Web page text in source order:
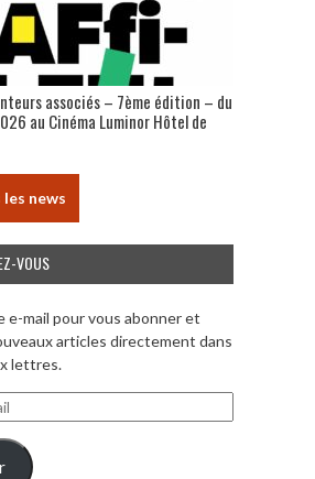
associés – 7ème édition – du
au Cinéma Luminor Hôtel de
news
VOUS
e-mail pour vous abonner et
articles directement dans
lettres.